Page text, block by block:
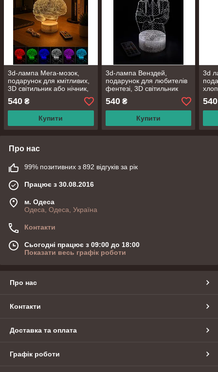
3d-лампа Мега-мозок,
подарунок для кмітливих,
3D світильник або нічник,
таймер, пульт та
батарейки
540 ₴
Купити
3d-лампа Венздей,
подарунок для любителів
фентезі, 3D світильник
або нічник, 7 кольорів та 4
режими, пульт
540₴
Купити
3d
540
Про нас
99% позитивних з 892 відгуків за рік
Працює з 30.08.2016
м. Одеса
Одеса, Одеса, Україна
Контакти
Сьогодні працює з 09:00 до 18:00
Показати весь графік роботи
Про нас
Контакти
Доставка та оплата
Графік роботи